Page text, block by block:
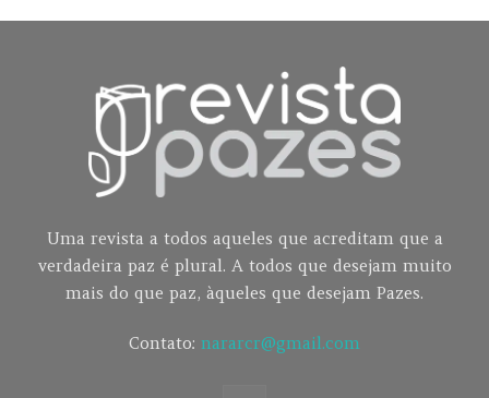
Uma revista a todos aqueles que acreditam que a
verdadeira paz é plural. A todos que desejam muito
mais do que paz, àqueles que desejam Pazes.
Contato: nararcr@gmail.com